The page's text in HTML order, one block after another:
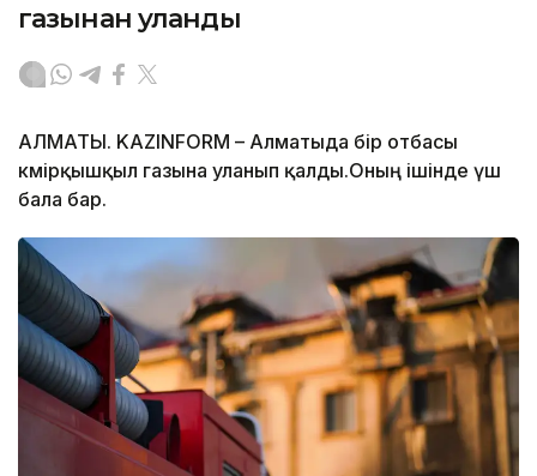
газынан уланды
АЛМАТЫ. KAZINFORM – Алматыда бір отбасы
көмірқышқыл газына уланып қалды.Оның ішінде үш
бала бар.